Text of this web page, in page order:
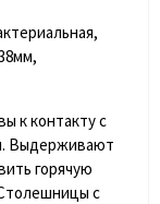
к контакту с
Выдерживают
горячую
с